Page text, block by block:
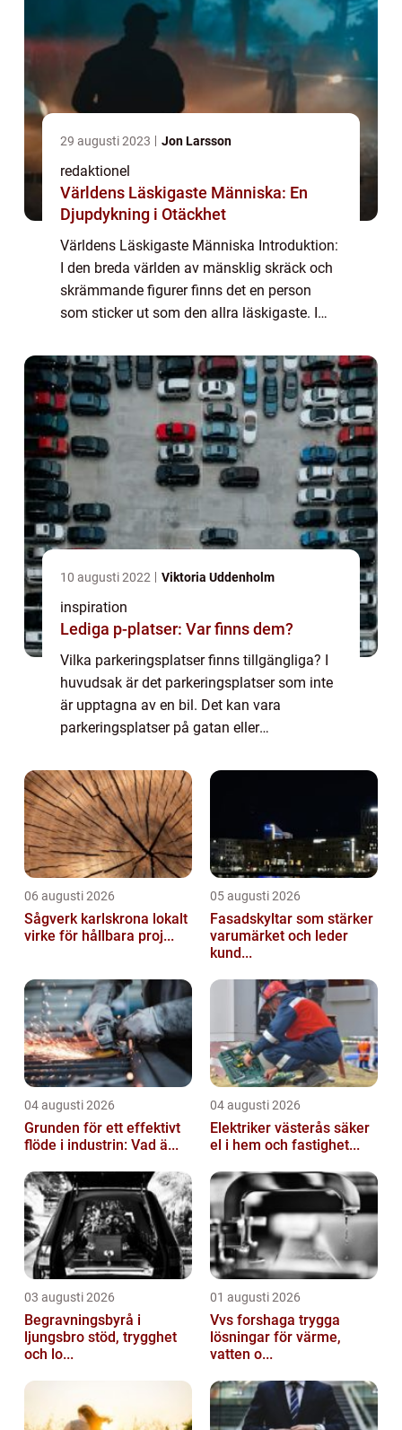
29 augusti 2023 Jon Larsson
redaktionel
Världens Läskigaste Människa: En
Djupdykning i Otäckhet
Världens Läskigaste Människa Introduktion:
I den breda världen av mänsklig skräck och
skrämmande figurer finns det en person
som sticker ut som den allra läskigaste. I
ge en grundlig översikt av ”värl...
10 augusti 2022 Viktoria Uddenholm
inspiration
Lediga p-platser: Var finns dem?
Vilka parkeringsplatser finns tillgängliga? I
huvudsak är det parkeringsplatser som inte
är upptagna av en bil. Det kan vara
parkeringsplatser på gatan eller
tomt. Fördelar med lediga p-platser Varför är
det...
06 augusti 2026
Sågverk karlskrona lokalt
virke för hållbara proj...
05 augusti 2026
Fasadskyltar som stärker
varumärket och leder
kund...
04 augusti 2026
Grunden för ett effektivt
flöde i industrin: Vad ä...
04 augusti 2026
Elektriker västerås säker
el i hem och fastighet...
03 augusti 2026
Begravningsbyrå i
ljungsbro stöd, trygghet
och lo...
01 augusti 2026
Vvs forshaga trygga
lösningar för värme,
vatten o...